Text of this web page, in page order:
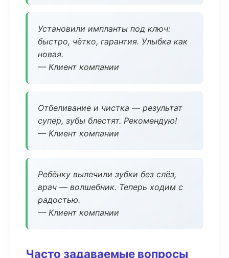
Установили импланты под ключ:
быстро, чётко, гарантия. Улыбка как
новая.
— Клиент компании
Отбеливание и чистка — результат
супер, зубы блестят. Рекомендую!
— Клиент компании
Ребёнку вылечили зубки без слёз,
врач — волшебник. Теперь ходим с
радостью.
— Клиент компании
Часто задаваемые вопросы